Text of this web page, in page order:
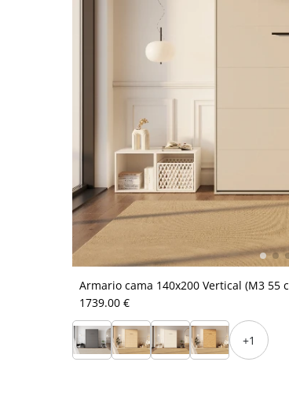
Armario cama 140x200 Vertical (M3 55
1739.00 €
+1